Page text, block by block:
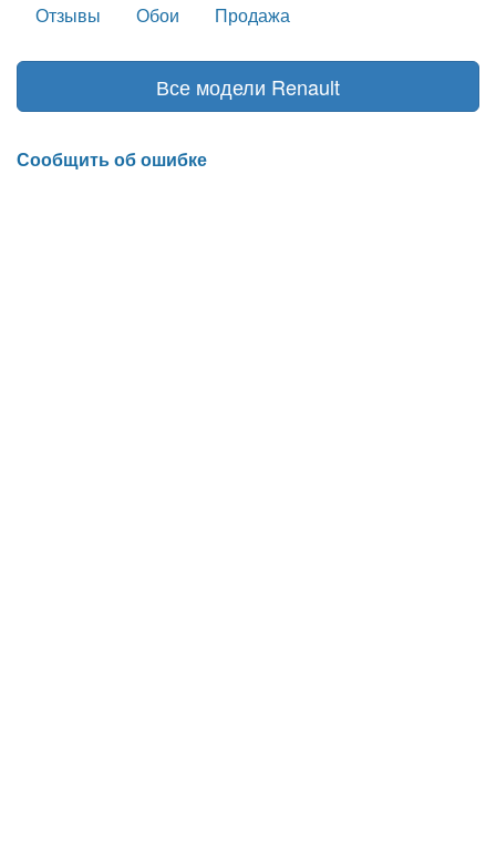
Отзывы
Обои Продажа
Все модели Renault
Сообщить об ошибке